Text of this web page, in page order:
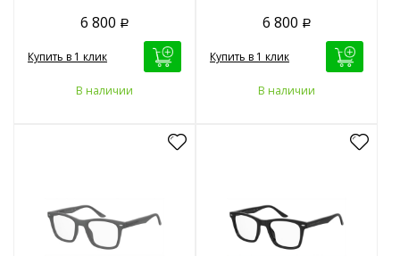
6 800 Р
Купить в 1 клик
В наличии
6 800 Р
Купить в 1 клик
В наличии